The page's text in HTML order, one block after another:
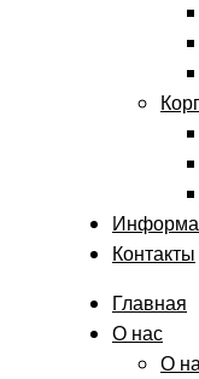
Контакты
Главная
О нас
О